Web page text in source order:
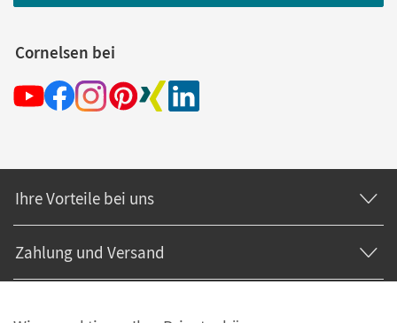
Cornelsen bei
Ihre Vorteile bei uns
Zahlung und Versand